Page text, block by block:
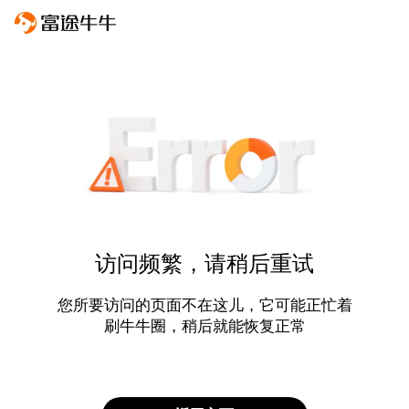
访问频繁，请稍后重试
您所要访问的页面不在这儿，它可能正忙着
刷牛牛圈，稍后就能恢复正常